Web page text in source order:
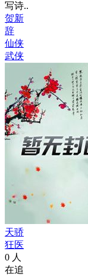
写诗..
贺新
辞
仙侠
武侠
天骄
狂医
0 人
在追